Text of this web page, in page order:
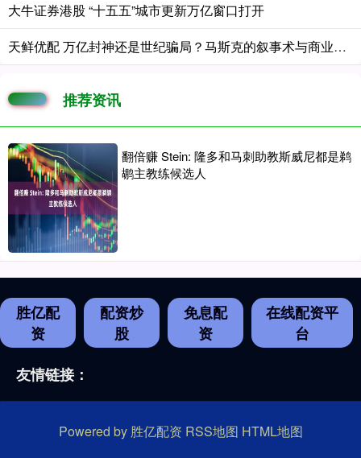
大牛证券港股 “十五五”城市更新万亿窗口打开
天鲜优配 万亿封神还是世纪骗局？马斯克的叙事术与商业伦理争议
推荐资讯
翻倍赚 Stein: 隆多和马刺助教斯威尼都是鹈
鹕主教练候选人
胜亿配
资
配资炒
股
免息配
资
在线配资平
台
友情链接：
Powered by 胜亿配资 RSS地图 HTML地图